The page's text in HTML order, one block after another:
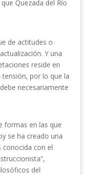
Quezada del Río
de actitudes o
Y una
reside en
por lo que la
necesariamente
formas en las que
se ha creado una
conocida con el
del